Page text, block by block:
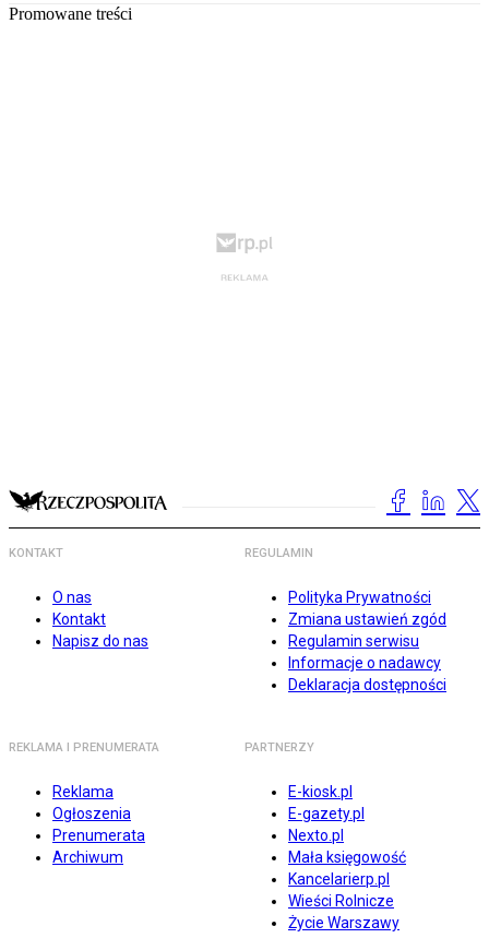
Promowane treści
KONTAKT
O nas
Kontakt
Napisz do nas
REGULAMIN
Polityka Prywatności
Zmiana ustawień zgód
Regulamin serwisu
Informacje o nadawcy
Deklaracja dostępności
REKLAMA I PRENUMERATA
Reklama
Ogłoszenia
Prenumerata
Archiwum
PARTNERZY
E-kiosk.pl
E-gazety.pl
Nexto.pl
Mała księgowość
Kancelarierp.pl
Wieści Rolnicze
Życie Warszawy